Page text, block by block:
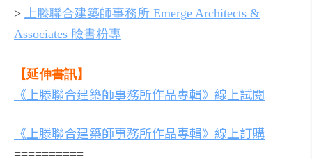
> 上滕聯合建築師事務所 Emerge Architects &
Associates 臉書粉專
【延伸書訊】
《上滕聯合建築師事務所作品專輯》線上試閱
《上滕聯合建築師事務所作品專輯》線上訂購
==========